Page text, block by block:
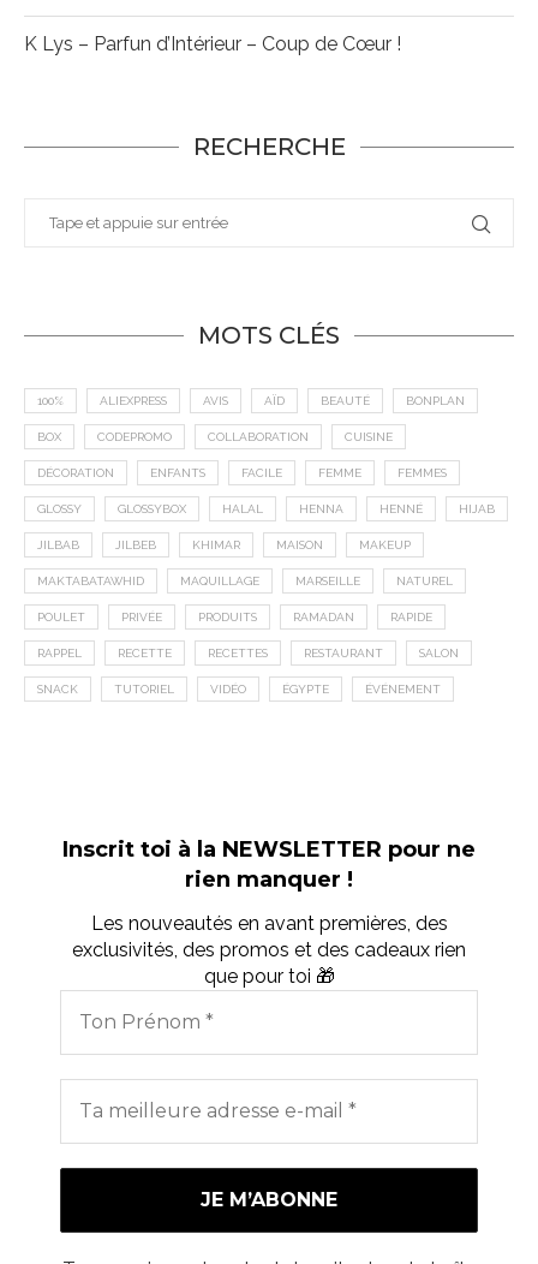
K Lys – Parfun d’Intérieur – Coup de Cœur !
RECHERCHE
MOTS CLÉS
100% ALIEXPRESS AVIS AÏD BEAUTÉ BONPLAN
BOX CODEPROMO COLLABORATION CUISINE
DÉCORATION ENFANTS FACILE FEMME FEMMES
GLOSSY GLOSSYBOX HALAL HENNA HENNÉ HIJAB
JILBAB JILBEB KHIMAR MAISON MAKEUP
MAKTABATAWHID MAQUILLAGE MARSEILLE NATUREL
POULET PRIVÉE PRODUITS RAMADAN RAPIDE
RAPPEL RECETTE RECETTES RESTAURANT SALON
SNACK TUTORIEL VIDÉO ÉGYPTE ÉVÉNEMENT
Inscrit toi à la NEWSLETTER pour ne
rien manquer !
Les nouveautés en avant premières, des
exclusivités, des promos et des cadeaux rien
que pour toi 🎁